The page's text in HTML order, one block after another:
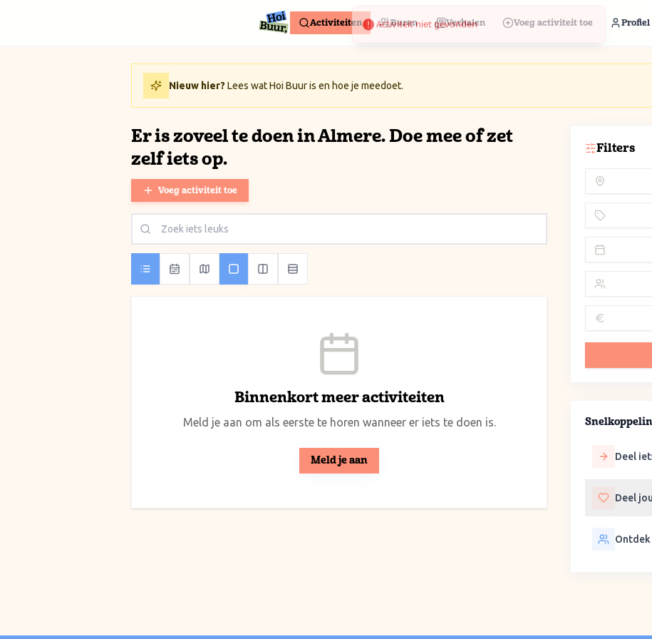
Activiteiten Buren Verhalen Voeg activiteit toe Profiel
Nieuw hier? Lees wat Hoi Buur is en hoe je meedoet.
Er is zoveel te doen in Almere. Doe mee of zet
zelf iets op.
Voeg activiteit toe
Binnenkort meer activiteiten
Meld je aan om als eerste te horen wanneer er iets te doen is.
Meld je aan
Filters
Deel
Deel
Ontdek